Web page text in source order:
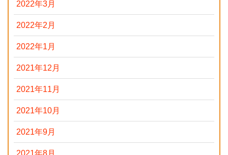
2022年3月
2022年2月
2022年1月
2021年12月
2021年11月
2021年10月
2021年9月
2021年8月